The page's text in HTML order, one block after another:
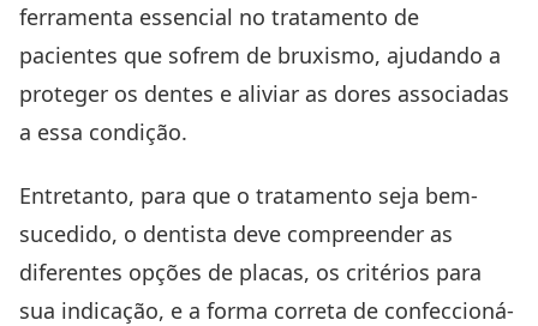
ferramenta essencial no tratamento de
pacientes que sofrem de bruxismo, ajudando a
proteger os dentes e aliviar as dores associadas
a essa condição.
Entretanto, para que o tratamento seja bem-
sucedido, o dentista deve compreender as
diferentes opções de placas, os critérios para
sua indicação, e a forma correta de confeccioná-